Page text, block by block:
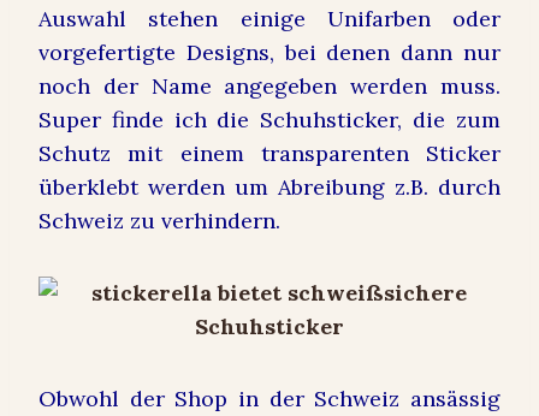
Auswahl stehen einige Unifarben oder
vorgefertigte Designs, bei denen dann nur
noch der Name angegeben werden muss.
Super finde ich die Schuhsticker, die zum
Schutz mit einem transparenten Sticker
überklebt werden um Abreibung z.B. durch
Schweiz zu verhindern.
Obwohl der Shop in der Schweiz ansässig